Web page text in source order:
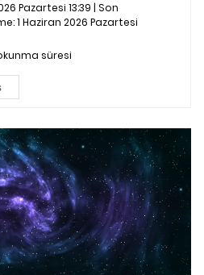
Pazartesi 13:39 | Son
1 Haziran 2026 Pazartesi
süresi